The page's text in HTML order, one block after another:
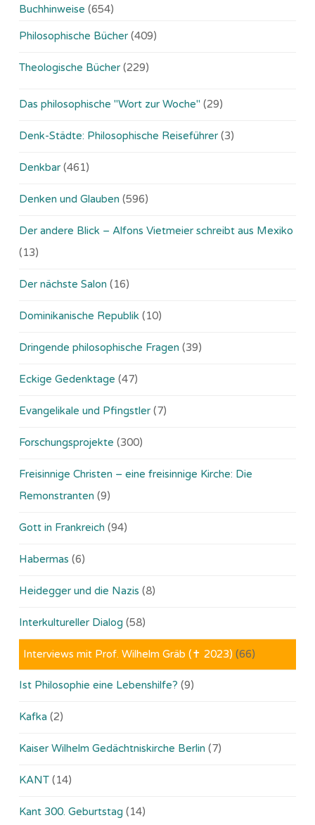
Buchhinweise (654)
Philosophische Bücher (409)
Theologische Bücher (229)
Das philosophische "Wort zur Woche" (29)
Denk-Städte: Philosophische Reiseführer (3)
Denkbar (461)
Denken und Glauben (596)
Der andere Blick – Alfons Vietmeier schreibt aus Mexiko
(13)
Der nächste Salon (16)
Dominikanische Republik (10)
Dringende philosophische Fragen (39)
Eckige Gedenktage (47)
Evangelikale und Pfingstler (7)
Forschungsprojekte (300)
Freisinnige Christen – eine freisinnige Kirche: Die
Remonstranten (9)
Gott in Frankreich (94)
Habermas (6)
Heidegger und die Nazis (8)
Interkultureller Dialog (58)
Interviews mit Prof. Wilhelm Gräb (✝ 2023) (66)
Ist Philosophie eine Lebenshilfe? (9)
Kafka (2)
Kaiser Wilhelm Gedächtniskirche Berlin (7)
KANT (14)
Kant 300. Geburtstag (14)